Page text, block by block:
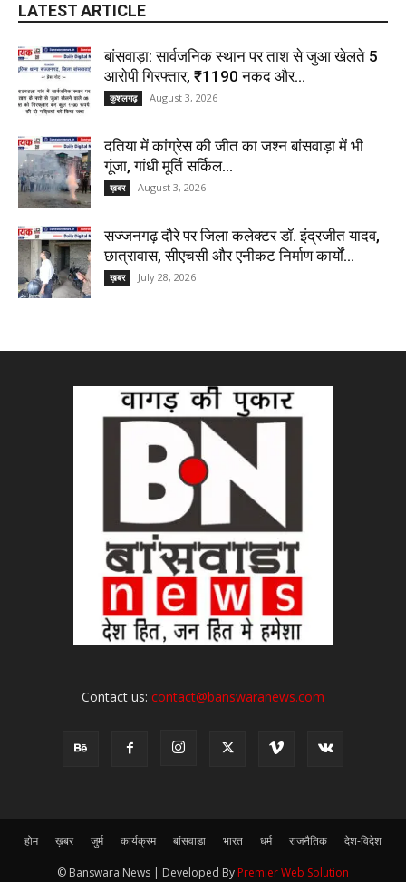
LATEST ARTICLE
बांसवाड़ा: सार्वजनिक स्थान पर ताश से जुआ खेलते 5
आरोपी गिरफ्तार, ₹1190 नकद और...
कुशलगढ़ August 3, 2026
दतिया में कांग्रेस की जीत का जश्न बांसवाड़ा में भी
गूंजा, गांधी मूर्ति सर्किल...
ख़बर August 3, 2026
सज्जनगढ़ दौरे पर जिला कलेक्टर डॉ. इंद्रजीत यादव,
छात्रावास, सीएचसी और एनीकट निर्माण कार्यों...
ख़बर July 28, 2026
Contact us: contact@banswaranews.com
होम ख़बर जुर्म कार्यक्रम बांसवाडा भारत धर्म राजनैतिक देश-विदेश
© Banswara News | Developed By Premier Web Solution